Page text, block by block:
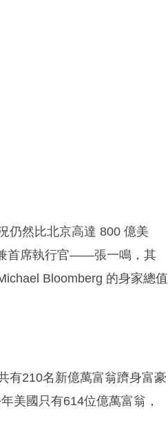
仍然比北京高達 800 億美
首席執行官——張一鳴，其
Bloomberg 的身家總值
有210名新億萬富翁躋身富豪
美國只有614位億萬富翁，